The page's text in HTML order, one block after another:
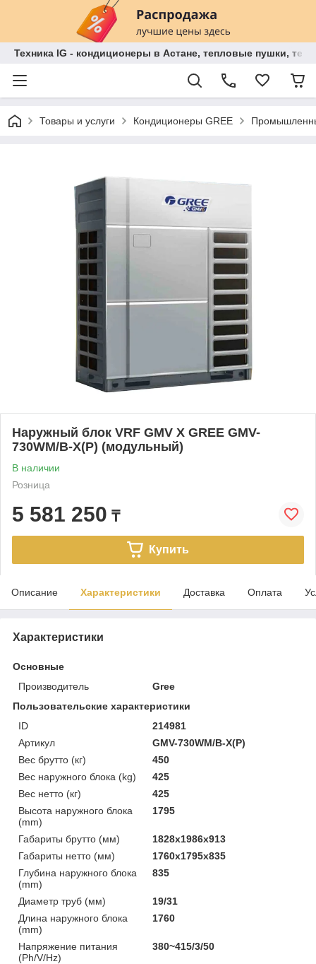
Техника IG - кондиционеры в Астане, тепловые пушки,
Товары и услуги Кондиционеры GREE
Наружный блок VRF GMV X GREE GMV-
730WM/B-X(P) (модульный)
В наличии
Розница
5 581 250 ₸
Купить
Описание Характеристики Доставка Оплата
Характеристики
Основные
Производитель
Gree
Пользовательские характеристики
ID
214981
Артикул
GMV-730WM/B-X(P)
Вес брутто (кг)
450
Вес наружного блока (kg)
425
Вес нетто (кг)
425
Высота наружного блока
(mm)
1795
Габариты брутто (мм)
1828x1986x913
Габариты нетто (мм)
1760x1795x835
Глубина наружного блока
(mm)
835
Диаметр труб (мм)
19/31
Длина наружного блока
(mm)
1760
Напряжение питания
(Ph/V/Hz)
380~415/3/50